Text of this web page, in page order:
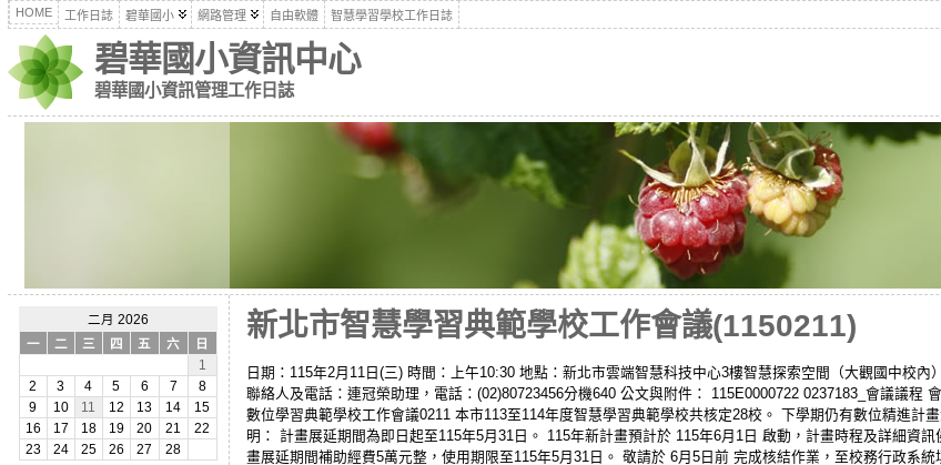
HOME 工作日誌 碧華國小 網路管理 自由軟體 智慧學習學校工作日誌
碧華國小資訊中心
碧華國小資訊管理工作日誌
二月 2026
一
二 三 四 五 六
日
1
2
3 4 5 6 7
8
9
10 11 12 13 14
15
16
17 18 19 20 21
22
23
24 25 26 27 28
新北市智慧學習典範學校工作會議(1150211)
日期：115年2月11日(三) 時間：上午10:30 地點：新北市雲端智慧科技中心3樓智慧探索空間（大觀國中校
聯絡人及電話：連冠榮助理，電話：(02)80723456分機640 公文與附件： 115E0000722 0237183_會議議程
數位學習典範學校工作會議0211 本市113至114年度智慧學習典範學校共核定28校。 下學期仍有數位精進計
明： 計畫展延期間為即日起至115年5月31日。 115年新計畫預計於 115年6月1日 啟動，計畫時程及詳細資
畫展延期間補助經費5萬元整，使用期限至115年5月31日。 敬請於 6月5日前 完成核結作業，至校務行政系統